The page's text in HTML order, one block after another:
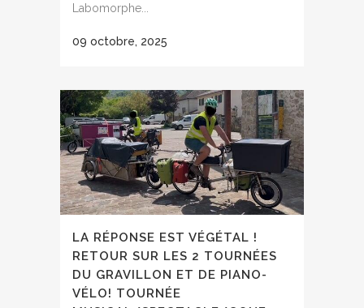
Labomorphe...
09 octobre, 2025
LA RÉPONSE EST VÉGÉTAL !
RETOUR SUR LES 2 TOURNÉES
DU GRAVILLON ET DE PIANO-
VÉLO! TOURNÉE